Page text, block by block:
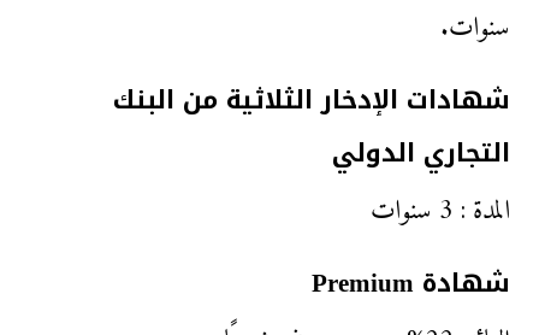
سنوات.
شهادات الإدخار الثلاثية من البنك
التجاري الدولي
المدة : 3 سنوات
شهادة Premium